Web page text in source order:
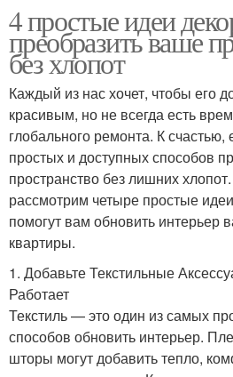
4 простые идеи
преобразить ваше
без хлопот
Каждый из нас хочет, чтобы его
красивым, но не всегда есть
глобального ремонта. К счастью,
простых и доступных способов
пространство без лишних
рассмотрим четыре простые
помогут вам обновить интерьер
квартиры.
1. Добавьте Текстильные
Работает
Текстиль — это один из самых
способов обновить интерьер.
шторы могут добавить тепло,